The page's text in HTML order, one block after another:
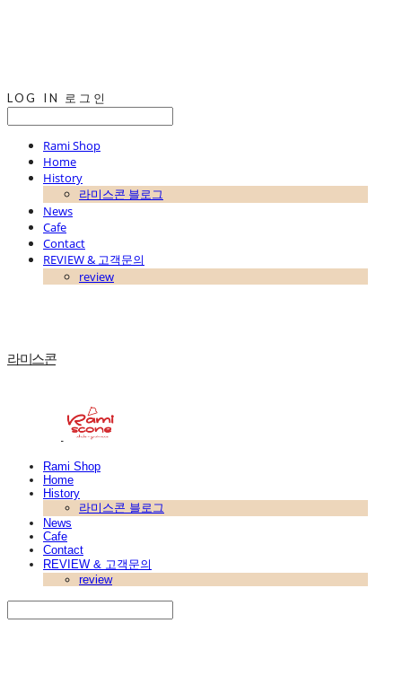
LOG IN 로그인
Rami Shop
Home
History
라미스콘 블로그
News
Cafe
Contact
REVIEW & 고객문의
review
라미스콘
Rami Shop
Home
History
라미스콘 블로그
News
Cafe
Contact
REVIEW & 고객문의
review